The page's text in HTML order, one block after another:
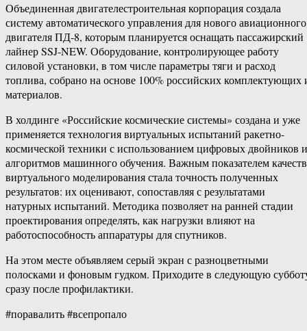
Объединенная двигателестроительная корпорация создала
систему автоматического управления для нового авиационного
двигателя ПД-8, которым планируется оснащать пассажирский
лайнер SSJ-NEW. Оборудование, контролирующее работу
силовой установки, в том числе параметры тяги и расход
топлива, собрано на основе 100% российских комплектующих
материалов.
В холдинге «Российские космические системы» создана и уже
применяется технология виртуальных испытаний ракетно-
космической техники с использованием цифровых двойников и
алгоритмов машинного обучения. Важным показателем
виртуального моделирования стала точность полученных
результатов: их оценивают, сопоставляя с результатами
натурных испытаний. Методика позволяет на ранней стадии
проектирования определять, как нагрузки влияют на
работоспособность аппаратуры для спутников.
На этом месте объявляем серый экран с разноцветными
полосками и фоновым гудком. Приходите в следующую
сразу после профилактики.
#поравалить #всепропало